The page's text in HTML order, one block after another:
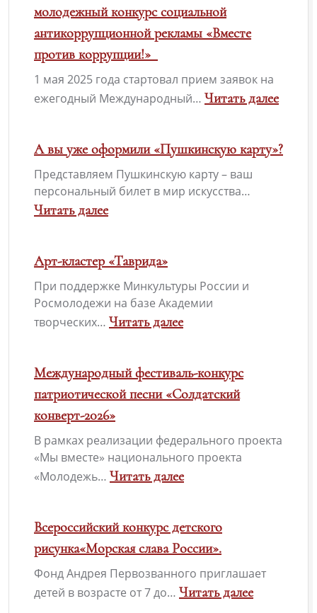
молодежный конкурс социальной
антикоррупционной рекламы «Вместе
против коррупции!»
1 мая 2025 года стартовал прием заявок на
ежегодный Международный… Читать далее
Открыт
прием
заявок
на
конкурс
социальной
антикоррупционной
рекламы
против
коррупции!»
А вы уже оформили «Пушкинскую карту»?
Представляем Пушкинскую карту – ваш
персональный билет в мир искусства…
Читать далее
А
вы
уже
Арт-кластер «Таврида»
При поддержке Минкультуры России и
Росмолодежи на базе Академии
творческих… Читать далее
Арт-
кластер
«Таврида»
Международный фестиваль-конкурс
патриотической песни «Солдатский
конверт-2026»
В рамках реализации федерального проекта
«Мы вместе» национального проекта
«Молодежь… Читать далее
Международный
фестиваль-
конкурс
патриотической
песни
Всероссийский конкурс детского
рисунка«Морская слава России».
Фонд Андрея Первозванного приглашает
детей в возрасте от 7 до… Читать далее